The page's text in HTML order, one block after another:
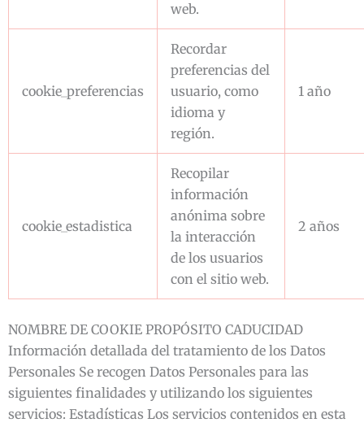
web.
cookie_preferencias
Recordar
preferencias del
usuario, como
idioma y
región.
1 año
cookie_estadistica
Recopilar
información
anónima sobre
la interacción
de los usuarios
con el sitio web.
2 años
NOMBRE DE COOKIE PROPÓSITO CADUCIDAD
Información detallada del tratamiento de los Datos
Personales Se recogen Datos Personales para las
siguientes finalidades y utilizando los siguientes
servicios: Estadísticas Los servicios contenidos en esta